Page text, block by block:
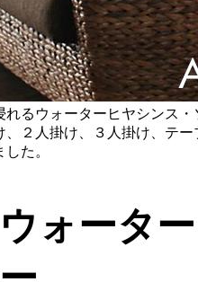
るウォーターヒヤシンス
２人掛け、３人掛け、テ
た。
ォータ